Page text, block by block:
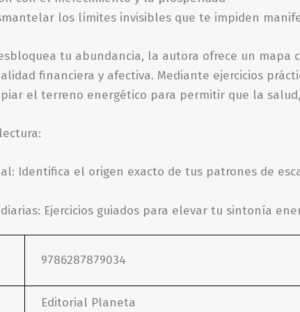
los límites invisibles que te impiden
tu abundancia, la autora ofrece un
financiera y afectiva. Mediante ejercicios
el terreno energético para permitir que la
Identifica el origen exacto de tus patrones de
Ejercicios guiados para elevar tu sintonía
9786287879034
Editorial Planeta